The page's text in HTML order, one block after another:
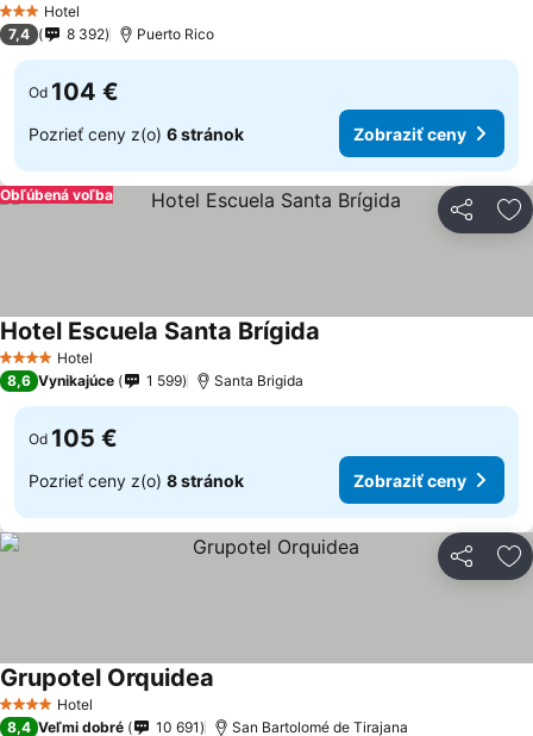
3 Počet hviezdičiek
Hotel
7,4 8 392 Puerto Rico
Od 104 €
Pozrieť ceny z(o) 6 stránok Zobraziť ceny
Zdieľať
Obľúbená voľba
4 Počet hviezdičiek
Hotel
Hotel Escuela Santa Brígida
8,6 Vynikajúce 1 599 Santa Brigida
Od 105 €
Pozrieť ceny z(o) 8 stránok Zobraziť ceny
Zdieľať
4 Počet hviezdičiek
Hotel
Grupotel Orquidea
8,4 Veľmi dobré 10 691 San Bartolomé de Tirajana